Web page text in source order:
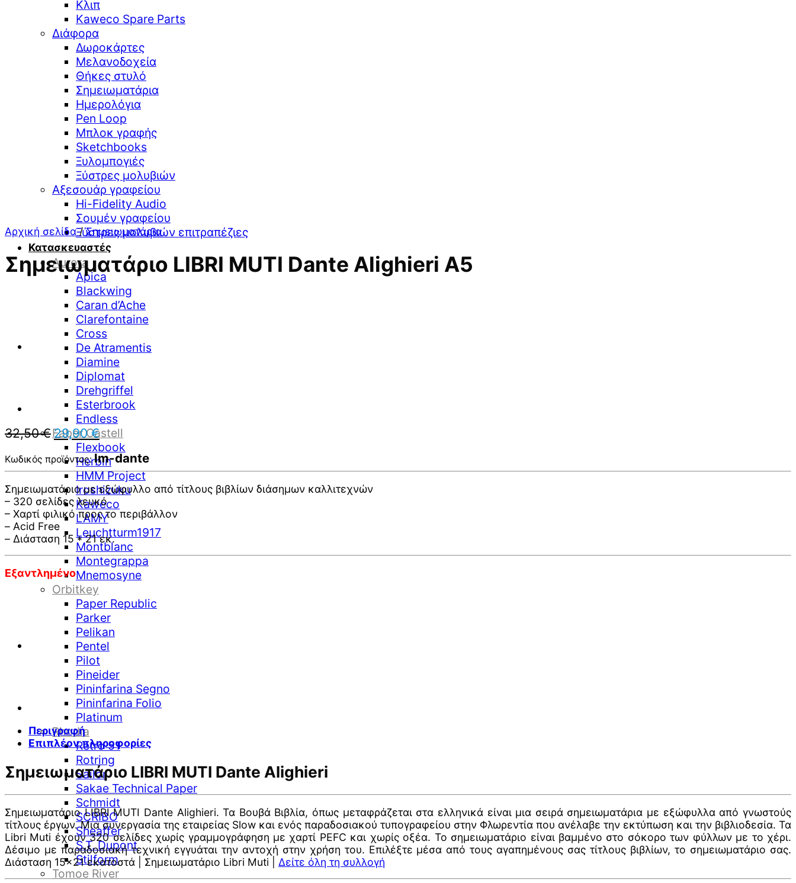
Κλιπ
Kaweco Spare Parts
Διάφορα
Δωροκάρτες
Μελανοδοχεία
Θήκες στυλό
Σημειωματάρια
Ημερολόγια
Pen Loop
Μπλοκ γραφής
Sketchbooks
Ξυλομπογιές
Ξύστρες μολυβιών
Αξεσουάρ γραφείου
Hi-Fidelity Audio
Σουμέν γραφείου
Ξύστρες μολυβιών επιτραπέζιες
Κατασκευαστές
Aurora
Apica
Blackwing
Caran d’Ache
Clarefontaine
Cross
De Atramentis
Diamine
Diplomat
Drehgriffel
Esterbrook
Endless
Faber Castell
Flexbook
Herbin
HMM Project
Iroshizuku
Kaweco
LAMY
Leuchtturm1917
Montblanc
Montegrappa
Mnemosyne
Orbitkey
Paper Republic
Parker
Pelikan
Pentel
Pilot
Pineider
Pininfarina Segno
Pininfarina Folio
Platinum
Rhodia
Retro 51
Rotring
Sailor
Sakae Technical Paper
Schmidt
SCRIBO
Sheaffer
S.T. Dupont
Stilform
Tomoe River
Αρχική σελίδα / Σημειωματάρια
Σημειωματάριο LIBRI MUTI Dante Alighieri A5
32,50€Original
price
was:
32,50 €.
29,90€Η
τρέχουσα
τιμή
είναι:
29,90 €.
Κωδικός προϊόντος:lm-dante
Σημειωματάριο με εξώφυλλο από τίτλους βιβλίων διάσημων καλλιτεχνών
– 320 σελίδες λευκό
– Χαρτί φιλικό προς το περιβάλλον
– Acid Free
– Διάσταση 15 * 21 εκ.
Εξαντλημένο
Περιγραφή
Επιπλέον πληροφορίες
Σημειωματάριο LIBRI MUTI Dante Alighieri
Σημειωματάριο LIBRI MUTI Dante Alighieri. Τα Βουβά Βιβλία, όπως μεταφράζεται στα ελληνικά είναι μια σειρά σημειωματάρια με εξώφυλλα από γνωστούς
τίτλους έργων. Μια συνεργασία της εταιρείας Slow και ενός παραδοσιακού τυπογραφείου στην Φλωρεντία που ανέλαβε την εκτύπωση και την βιβλιοδεσία. Τα
Libri Muti έχουν 320 σελίδες χωρίς γραμμογράφηση με χαρτί PEFC και χωρίς οξέα. Το σημειωματάριο είναι βαμμένο στο σόκορο των φύλλων με το χέρι.
Δέσιμο με παραδοσιακή τεχνική εγγυάται την αντοχή στην χρήση του. Επιλέξτε μέσα από τους αγαπημένους σας τίτλους βιβλίων, το σημειωματάριο σας.
Διάσταση 15×21 εκατοστά | Σημειωματάριο Libri Muti | Δείτε όλη τη συλλογή